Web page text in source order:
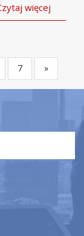
więcej
7 »